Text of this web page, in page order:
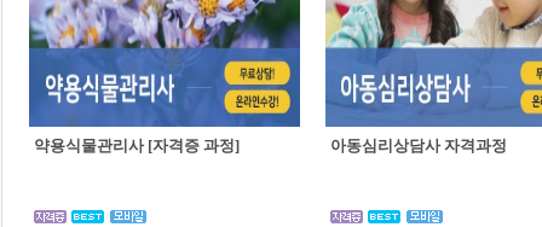
약용식물관리사 [자격증 과정] 아동심리상담사 자격과정